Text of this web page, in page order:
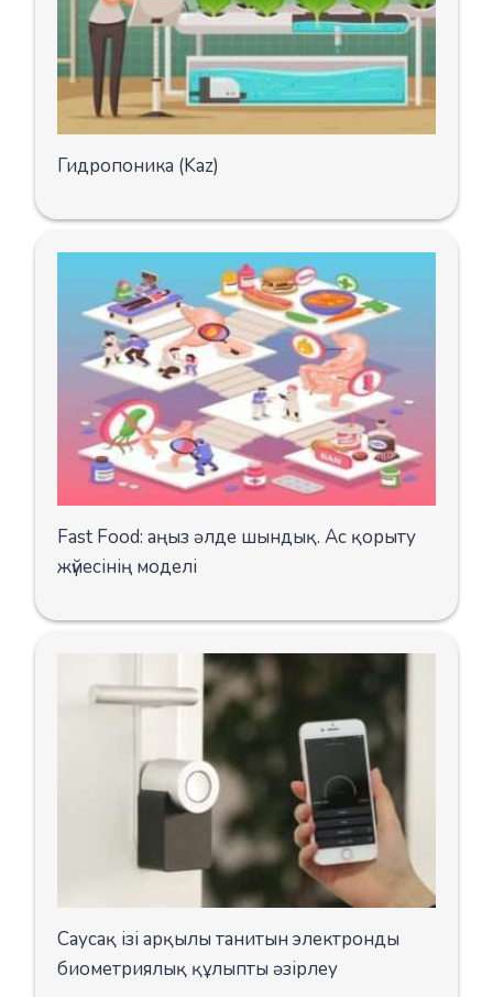
Гидропоника (Kaz)
Fast Food: аңыз әлде шындық. Ас қорыту
жүйесінің моделі
Саусақ ізі арқылы танитын электронды
биометриялық құлыпты әзірлеу